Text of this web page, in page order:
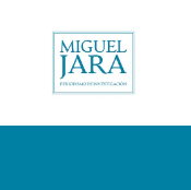
contenido